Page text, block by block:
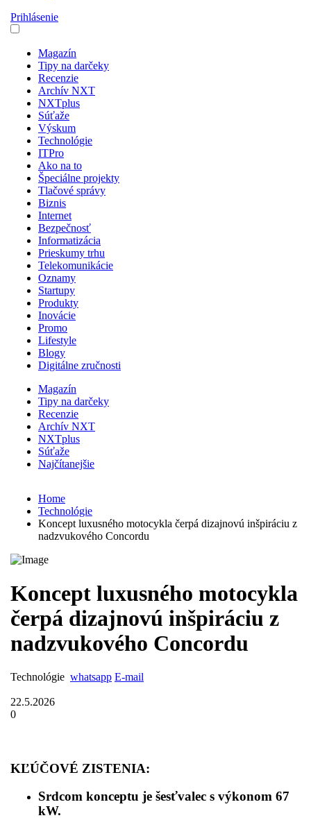
Prihlásenie
Magazín
Tipy na darčeky
Recenzie
Archív NXT
NXTplus
Súťaže
Výskum
Technológie
ITPro
Ako na to
Špeciálne projekty
Tlačové správy
Biznis
Internet
Bezpečnosť
Informatizácia
Prieskumy trhu
Telekomunikácie
Oznamy
Startupy
Produkty
Inovácie
Promo
Lifestyle
Blogy
Digitálne zručnosti
Magazín
Tipy na darčeky
Recenzie
Archív NXT
NXTplus
Súťaže
Najčítanejšie
Home
Technológie
Koncept luxusného motocykla čerpá dizajnovú inšpiráciu z
nadzvukového Concordu
Koncept luxusného motocykla
čerpá dizajnovú inšpiráciu z
nadzvukového Concordu
Technológie whatsapp E-mail
22.5.2026
0
KĽÚČOVÉ ZISTENIA:
Srdcom konceptu je šesťvalec s výkonom 67
kW.